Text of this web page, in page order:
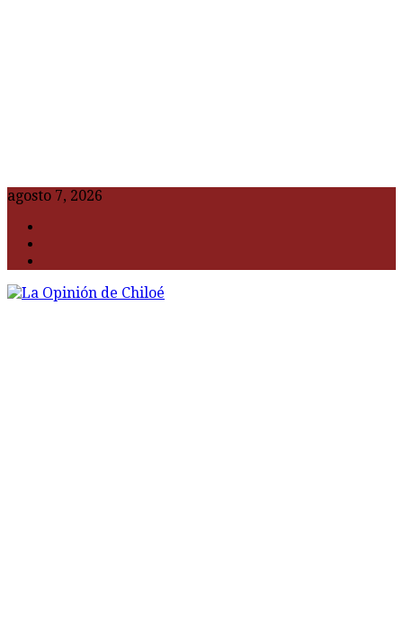
agosto 7, 2026